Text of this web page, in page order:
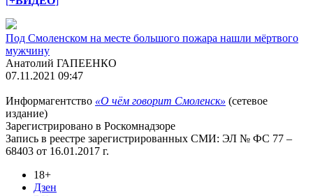
Под Смоленском на месте большого пожара нашли мёртвого
мужчину
Анатолий ГАПЕЕНКО
07.11.2021 09:47
Информагентство «О чём говорит Смоленск» (сетевое
издание)
Зарегистрировано в Роскомнадзоре
Запись в реестре зарегистрированных СМИ: ЭЛ № ФС 77 –
68403 от 16.01.2017 г.
18+
Дзен